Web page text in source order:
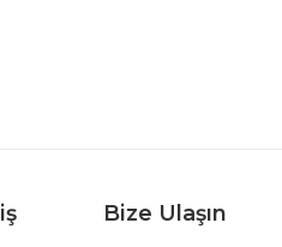
Bize Ulaşın